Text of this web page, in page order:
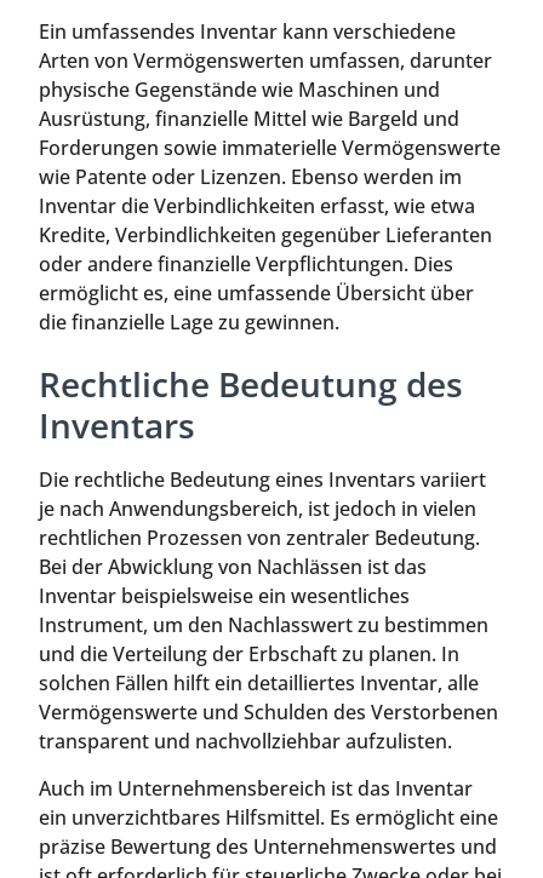
Ein umfassendes Inventar kann verschiedene
Arten von Vermögenswerten umfassen, darunter
physische Gegenstände wie Maschinen und
Ausrüstung, finanzielle Mittel wie Bargeld und
Forderungen sowie immaterielle Vermögenswerte
wie Patente oder Lizenzen. Ebenso werden im
Inventar die Verbindlichkeiten erfasst, wie etwa
Kredite, Verbindlichkeiten gegenüber Lieferanten
oder andere finanzielle Verpflichtungen. Dies
ermöglicht es, eine umfassende Übersicht über
die finanzielle Lage zu gewinnen.
Rechtliche Bedeutung des
Inventars
Die rechtliche Bedeutung eines Inventars variiert
je nach Anwendungsbereich, ist jedoch in vielen
rechtlichen Prozessen von zentraler Bedeutung.
Bei der Abwicklung von Nachlässen ist das
Inventar beispielsweise ein wesentliches
Instrument, um den Nachlasswert zu bestimmen
und die Verteilung der Erbschaft zu planen. In
solchen Fällen hilft ein detailliertes Inventar, alle
Vermögenswerte und Schulden des Verstorbenen
transparent und nachvollziehbar aufzulisten.
Auch im Unternehmensbereich ist das Inventar
ein unverzichtbares Hilfsmittel. Es ermöglicht eine
präzise Bewertung des Unternehmenswertes und